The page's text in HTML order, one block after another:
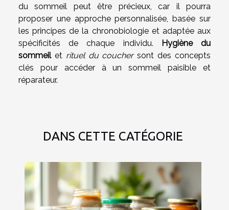
du sommeil peut être précieux, car il pourra
proposer une approche personnalisée, basée sur
les principes de la chronobiologie et adaptée aux
spécificités de chaque individu.
Hygiène du
sommeilet rituel du couchersont des concepts
clés pour accéder à un sommeil paisible et
réparateur.
DANS CETTE CATÉGORIE